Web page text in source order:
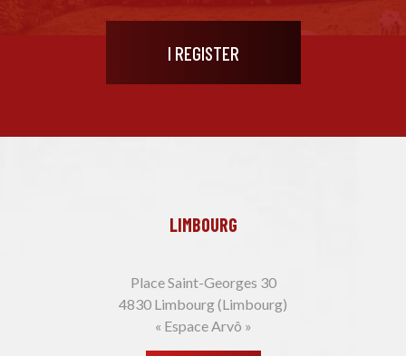
LIMBOURG
Place Saint-Georges 30
4830 Limbourg (Limbourg)
« Espace Arvô »